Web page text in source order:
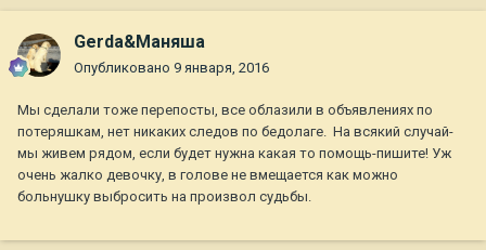
Gerda&Маняша
Опубликовано 9 января, 2016
Мы сделали тоже перепосты, все облазили в объявлениях по
потеряшкам, нет никаких следов по бедолаге. На всякий случай-
мы живем рядом, если будет нужна какая то помощь-пишите! Уж
очень жалко девочку, в голове не вмещается как можно
больнушку выбросить на произвол судьбы.